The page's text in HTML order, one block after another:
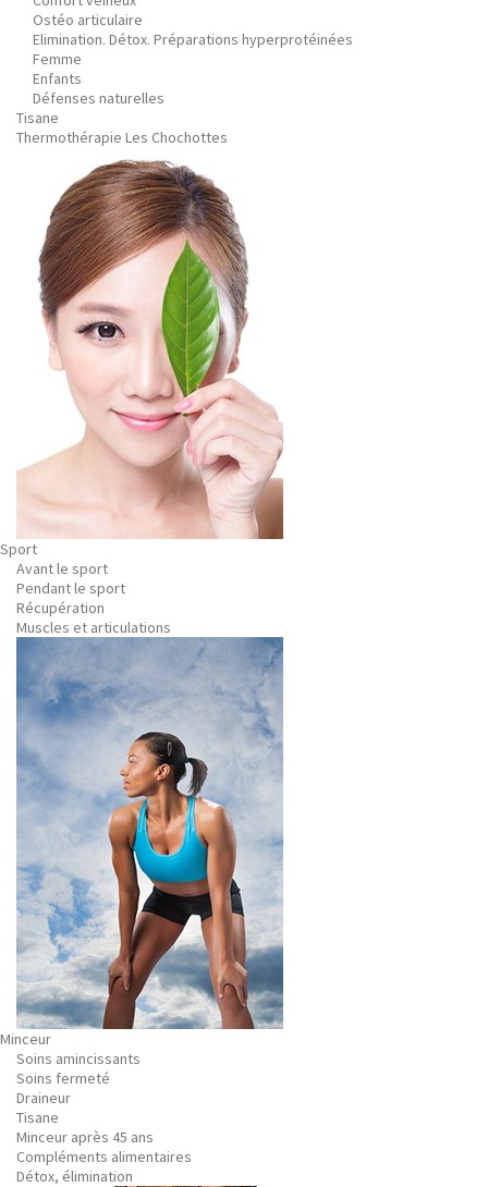
Ostéo articulaire
Elimination. Détox. Préparations hyperprotéinées
Femme
Enfants
Défenses naturelles
Tisane
Thermothérapie Les Chochottes
Sport
Avant le sport
Pendant le sport
Récupération
Muscles et articulations
Minceur
Soins amincissants
Soins fermeté
Draineur
Tisane
Minceur après 45 ans
Compléments alimentaires
Détox, élimination